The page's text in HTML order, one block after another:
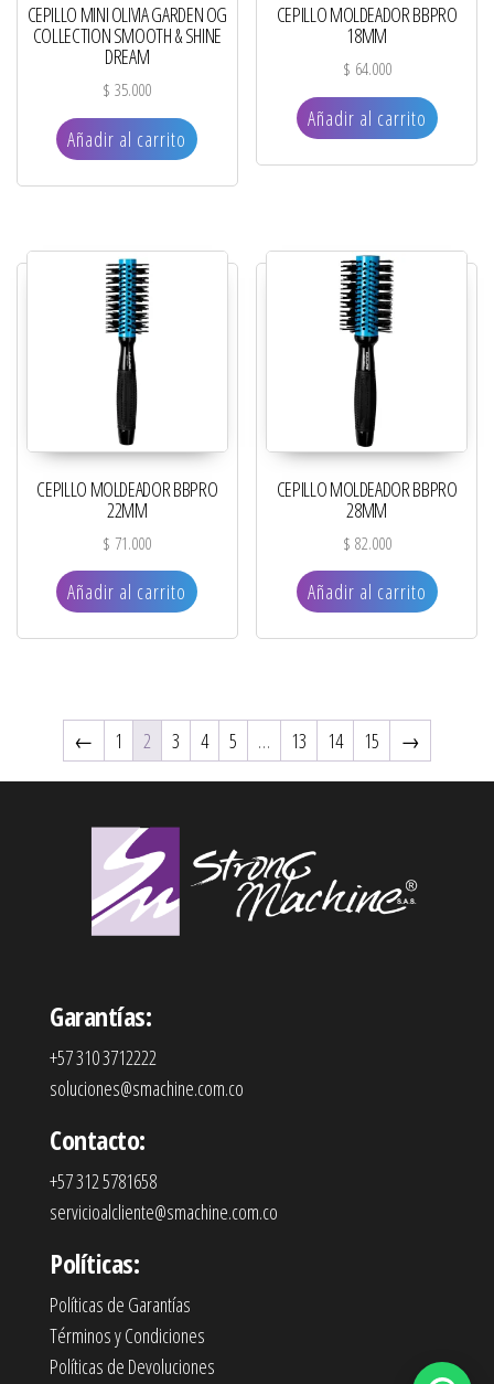
CEPILLO MINI OLIVIA GARDEN OG
COLLECTION SMOOTH & SHINE
DREAM
$ 35.000
Añadir al carrito
CEPILLO MOLDEADOR BBPRO
18MM
$ 64.000
Añadir al carrito
CEPILLO MOLDEADOR BBPRO
22MM
$ 71.000
Añadir al carrito
CEPILLO MOLDEADOR BBPRO
28MM
$ 82.000
Añadir al carrito
← 1 2 3 4 5 … 13 14 15 →
Garantías:
+57 310 3712222
soluciones@smachine.com.co
Contacto:
+57 312 5781658
servicioalcliente@smachine.com.co
Políticas:
Políticas de Garantías
Términos y Condiciones
Políticas de Devoluciones